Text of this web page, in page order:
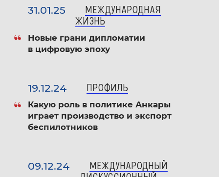
2013, 2023, 2024 — Почетные грамоты
МГИМО МИД России
2022 — Диплом в номинации «Лучшее
2022 — Премия ComNews Awards
31.01.25
МЕЖДУНАРОДНАЯ
ЖИЗНЬ
Новые грани дипломатии
в цифровую эпоху
19.12.24 ПРОФИЛЬ
Какую роль в политике Анкары
играет производство и экспорт
беспилотников
09.12.24
МЕЖДУНАРОДНЫЙ